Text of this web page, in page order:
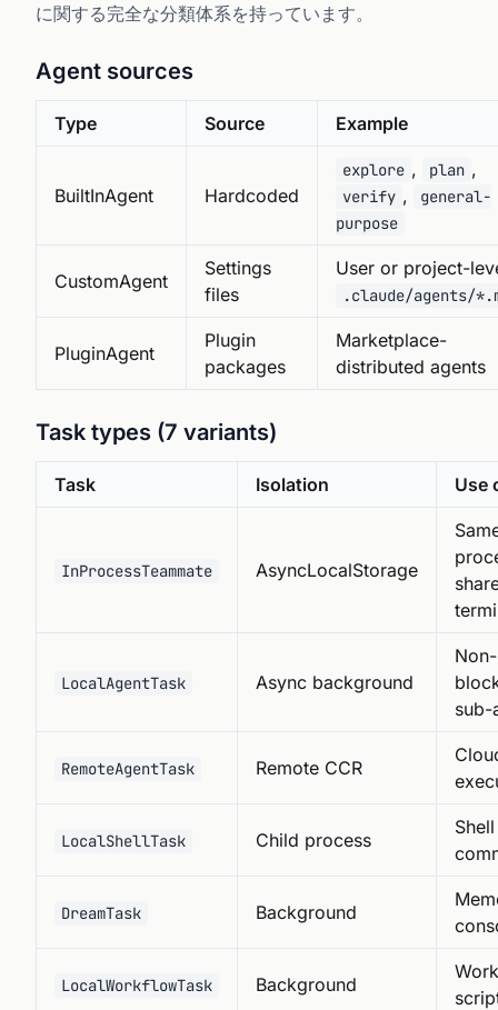
に関する完全な分類体系を持っています。
Agent sources
Type Source Example
BuiltInAgent Hardcoded
explore , plan ,
verify ,
general-
purpose
CustomAgent
Settings
files
User or project-
.claude/agents/
PluginAgent
Plugin
packages
Marketplace-
distributed agents
Task types (7 variants)
Task Isolation Use
InProcessTeammate AsyncLocalStorage
LocalAgentTask Async background
Non-
sub-
RemoteAgentTask Remote CCR
LocalShellTask Child process
Shell
DreamTask Background
LocalWorkflowTask Background